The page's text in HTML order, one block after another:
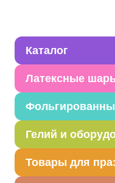
Каталог
Латексные
Гелий и
Товары для
элемента
Вес
Описание товара
Воздушный
ДНЁМ РОЖДЕНИЯ" с
Шар смотрится
качестве дополнения